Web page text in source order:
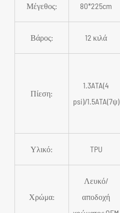
Μέγεθος: 80*225cm
Βάρος: 12 κιλά
Πίεση:
1.3ATA(4
psi)/1.5ATA(7ψ)
Υλικό: TPU
Χρώμα:
Λευκό/
αποδοχή